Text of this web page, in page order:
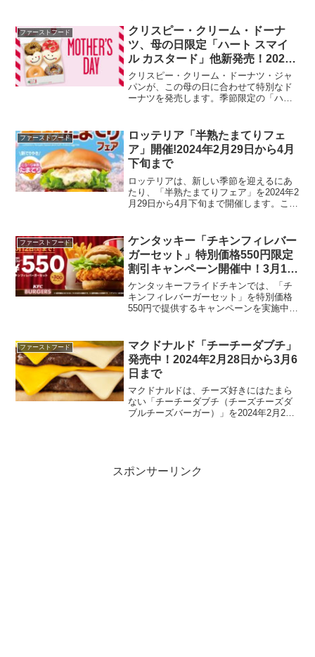
ナツは、スマートフォンやパソコンから
簡単に注文でき、選ん...
ファーストフード
クリスピー・クリーム・ドーナ
ツ、母の日限定「ハート スマイ
ル カスタード」他新発売！2024
年5月7日〜5月下旬まで
クリスピー・クリーム・ドーナツ・ジャ
パンが、この母の日に合わせて特別なド
ーナツを発売します。季節限定の「ハー
ックス」も用意されています。この期
間、特別なドーナツ...
ファーストフード
ロッテリア「半熟たまてりフェ
ア」開催!2024年2月29日から4月
下旬まで
ロッテリアは、新しい季節を迎えるにあ
たり、「半熟たまてりフェア」を2024年2
月29日から4月下旬まで開催します。この
醤油と香味野菜を加えた特製てりやきソ
ース、特製...
ファーストフード
ケンタッキー「チキンフィレバー
ガーセット」特別価格550円限定
割引キャンペーン開催中！3月12
日まで
ケンタッキーフライドチキンでは、「チ
キンフィレバーガーセット」を特別価格
550円で提供するキャンペーンを実施中で
ンフィレバーガー」「ポテト(S)」「ドリ
ンク(M...
ファーストフード
マクドナルド「チーチーダブチ」
発売中！2024年2月28日から3月6
日まで
マクドナルドは、チーズ好きにはたまら
ない「チーチーダブチ（チーズチーズダ
ブルチーズバーガー）」を2024年2月28
スポンサーリンク